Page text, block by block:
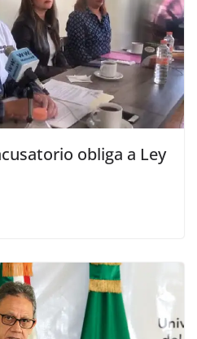
obliga a Ley